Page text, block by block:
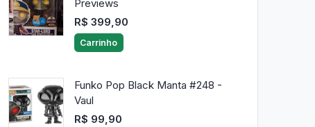
Previews
R$ 399,90
Carrinho
Funko Pop Black Manta #248 -
Vaul
R$ 99,90